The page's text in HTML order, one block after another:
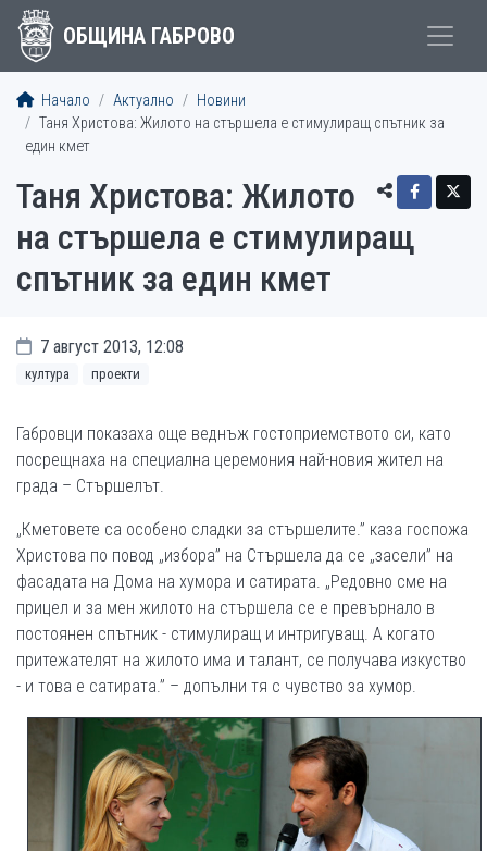
ОБЩИНА ГАБРОВО
Начало Актуално
Новини
Таня Христова: Жилото на стършела е стимулиращ спътник за
един кмет
Таня Христова: Жилото
на стършела е стимулиращ
спътник за един кмет
7 август 2013, 12:08
култура проекти
Габровци показаха още веднъж гостоприемството си, като
посрещнаха на специална церемония най-новия жител на
града – Стършелът.
„Кметовете са особено сладки за стършелите.” каза госпожа
Христова по повод „избора” на Стършела да се „засели” на
фасадата на Дома на хумора и сатирата. „Редовно сме на
прицел и за мен жилото на стършела се е превърнало в
постоянен спътник - стимулиращ и интригуващ. А когато
притежателят на жилото има и талант, се получава изкуство
- и това е сатирата.” – допълни тя с чувство за хумор.